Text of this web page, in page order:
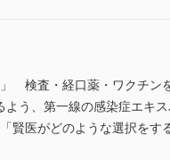
検査・経口薬・ワクチン
う、第一線の感染症エキ
賢医がどのような選択をす